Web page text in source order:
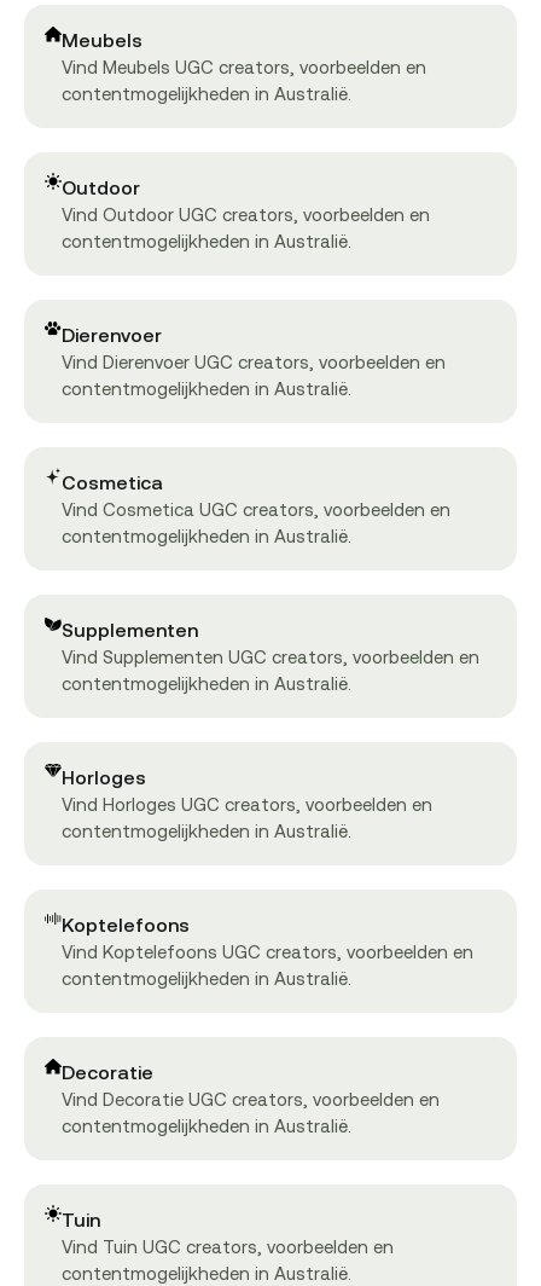
Meubels
Vind Meubels UGC creators, voorbeelden en
contentmogelijkheden in Australië.
Outdoor
Vind Outdoor UGC creators, voorbeelden en
contentmogelijkheden in Australië.
Dierenvoer
Vind Dierenvoer UGC creators, voorbeelden en
contentmogelijkheden in Australië.
Cosmetica
Vind Cosmetica UGC creators, voorbeelden en
contentmogelijkheden in Australië.
Supplementen
Vind Supplementen UGC creators, voorbeelden en
contentmogelijkheden in Australië.
Horloges
Vind Horloges UGC creators, voorbeelden en
contentmogelijkheden in Australië.
Koptelefoons
Vind Koptelefoons UGC creators, voorbeelden en
contentmogelijkheden in Australië.
Decoratie
Vind Decoratie UGC creators, voorbeelden en
contentmogelijkheden in Australië.
Tuin
Vind Tuin UGC creators, voorbeelden en
contentmogelijkheden in Australië.